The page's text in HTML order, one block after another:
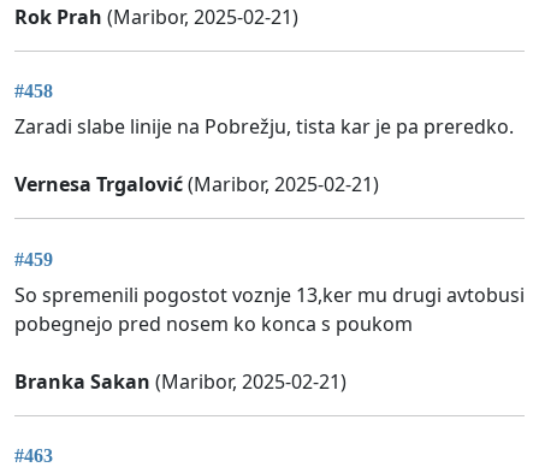
Rok Prah (Maribor, 2025-02-21)
#458
Zaradi slabe linije na Pobrežju, tista kar je pa preredko.
Vernesa Trgalović(Maribor, 2025-02-21)
#459
So spremenili pogostot voznje 13,ker mu drugi avtobusi
pobegnejo pred nosem ko konca s poukom
Branka Sakan (Maribor, 2025-02-21)
#463